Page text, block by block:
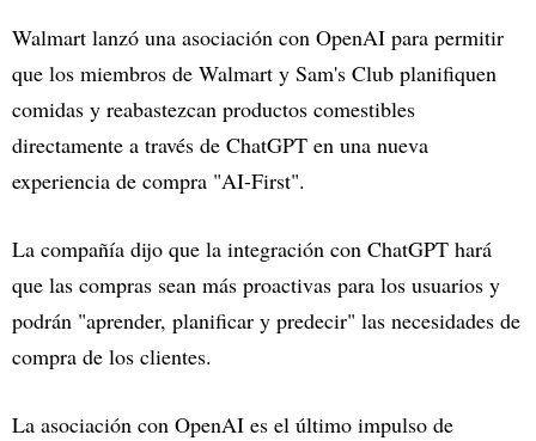
Walmart lanzó una asociación con OpenAI para permitir
que los miembros de Walmart y Sam's Club planifiquen
comidas y reabastezcan productos comestibles
directamente a través de ChatGPT en una nueva
experiencia de compra "AI-First".
La compañía dijo que la integración con ChatGPT hará
que las compras sean más proactivas para los usuarios y
podrán "aprender, planificar y predecir" las necesidades de
compra de los clientes.
La asociación con OpenAI es el último impulso de